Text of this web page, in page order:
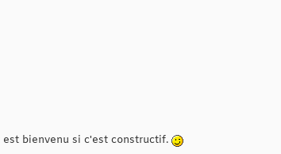
est bienvenu si c'est constructif.